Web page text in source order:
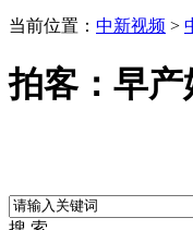
当前位置： 中新视频 >
拍客：早